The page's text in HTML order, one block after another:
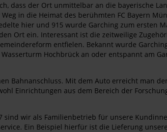
dass der Ort unmittelbar an die bayerische
in die Heimat des berühmten FC Bayern
hier und 915 wurde Garching zum ersten
Ort ein. Interessant ist die zeitweilige
entfielen. Bekannt wurde
Hochbrück an oder entspannt am
Bahnanschluss. Mit dem Auto erreicht man
Einrichtungen aus dem Bereich der
wir als Familienbetrieb für unsere
Ein Beispiel hierfür ist die Lieferung